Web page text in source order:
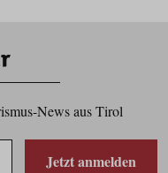
News aus Tirol
Jetzt anmelden